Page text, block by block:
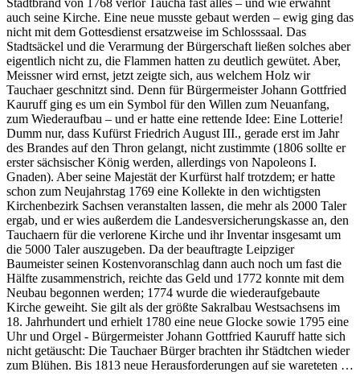
Stadtbrand von 1768 verlor Taucha fast alles – und wie erwähnt
auch seine Kirche. Eine neue musste gebaut werden – ewig ging das
nicht mit dem Gottesdienst ersatzweise im Schlosssaal. Das
Stadtsäckel und die Verarmung der Bürgerschaft ließen solches aber
eigentlich nicht zu, die Flammen hatten zu deutlich gewütet. Aber,
Meissner wird ernst, jetzt zeigte sich, aus welchem Holz wir
Tauchaer geschnitzt sind. Denn für Bürgermeister Johann Gottfried
Kauruff ging es um ein Symbol für den Willen zum Neuanfang,
zum Wiederaufbau – und er hatte eine rettende Idee: Eine Lotterie!
Dumm nur, dass Kufürst Friedrich August III., gerade erst im Jahr
des Brandes auf den Thron gelangt, nicht zustimmte (1806 sollte er
erster sächsischer König werden, allerdings von Napoleons I.
Gnaden). Aber seine Majestät der Kurfürst half trotzdem; er hatte
schon zum Neujahrstag 1769 eine Kollekte in den wichtigsten
Kirchenbezirk Sachsen veranstalten lassen, die mehr als 2000 Taler
ergab, und er wies außerdem die Landesversicherungskasse an, den
Tauchaern für die verlorene Kirche und ihr Inventar insgesamt um
die 5000 Taler auszugeben. Da der beauftragte Leipziger
Baumeister seinen Kostenvoranschlag dann auch noch um fast die
Hälfte zusammenstrich, reichte das Geld und 1772 konnte mit dem
Neubau begonnen werden; 1774 wurde die wiederaufgebaute
Kirche geweiht. Sie gilt als der größte Sakralbau Westsachsens im
18. Jahrhundert und erhielt 1780 eine neue Glocke sowie 1795 eine
Uhr und Orgel - Bürgermeister Johann Gottfried Kauruff hatte sich
nicht getäuscht: Die Tauchaer Bürger brachten ihr Städtchen wieder
zum Blühen. Bis 1813 neue Herausforderungen auf sie wareteten …